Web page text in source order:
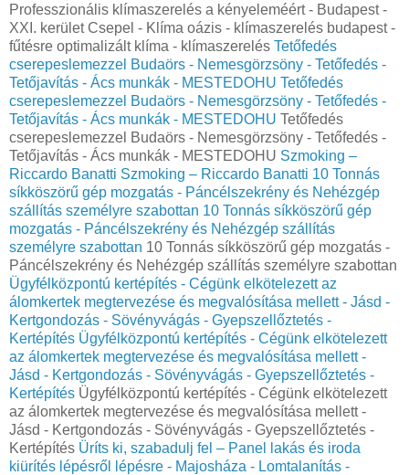
Professzionális klímaszerelés a kényeleméért - Budapest -
XXI. kerület Csepel - Klíma oázis - klímaszerelés budapest -
fűtésre optimalizált klíma - klímaszerelés Tetőfedés
cserepeslemezzel Budaörs - Nemesgörzsöny - Tetőfedés -
Tetőjavítás - Ács munkák - MESTEDOHU Tetőfedés
cserepeslemezzel Budaörs - Nemesgörzsöny - Tetőfedés -
Tetőjavítás - Ács munkák - MESTEDOHU Tetőfedés
cserepeslemezzel Budaörs - Nemesgörzsöny - Tetőfedés -
Tetőjavítás - Ács munkák - MESTEDOHU Szmoking –
Riccardo Banatti Szmoking – Riccardo Banatti 10 Tonnás
síkköszörű gép mozgatás - Páncélszekrény és Nehézgép
szállítás személyre szabottan 10 Tonnás síkköszörű gép
mozgatás - Páncélszekrény és Nehézgép szállítás
személyre szabottan 10 Tonnás síkköszörű gép mozgatás -
Páncélszekrény és Nehézgép szállítás személyre szabottan
Ügyfélközpontú kertépítés - Cégünk elkötelezett az
álomkertek megtervezése és megvalósítása mellett - Jásd -
Kertgondozás - Sövényvágás - Gyepszellőztetés -
Kertépítés Ügyfélközpontú kertépítés - Cégünk elkötelezett
az álomkertek megtervezése és megvalósítása mellett -
Jásd - Kertgondozás - Sövényvágás - Gyepszellőztetés -
Kertépítés Ügyfélközpontú kertépítés - Cégünk elkötelezett
az álomkertek megtervezése és megvalósítása mellett -
Jásd - Kertgondozás - Sövényvágás - Gyepszellőztetés -
Kertépítés Üríts ki, szabadulj fel – Panel lakás és iroda
kiürítés lépésről lépésre - Majosháza - Lomtalanítás -